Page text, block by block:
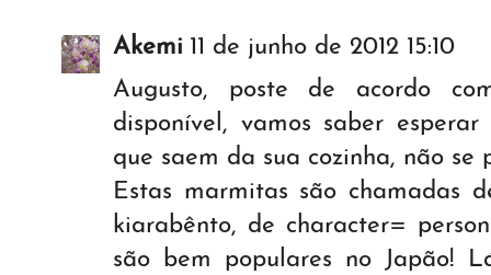
Akemi 11 de junho de 2012 15:10
Augusto, poste de acordo
disponível, vamos saber
que saem da sua cozinha, não se
Estas marmitas são chamadas
kiarabênto, de character=
são bem populares no Japão!